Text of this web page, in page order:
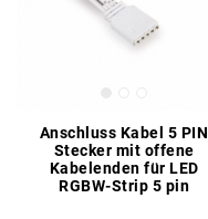
Anschluss Kabel 5 PIN
Stecker mit offene
Kabelenden für LED
RGBW-Strip 5 pin